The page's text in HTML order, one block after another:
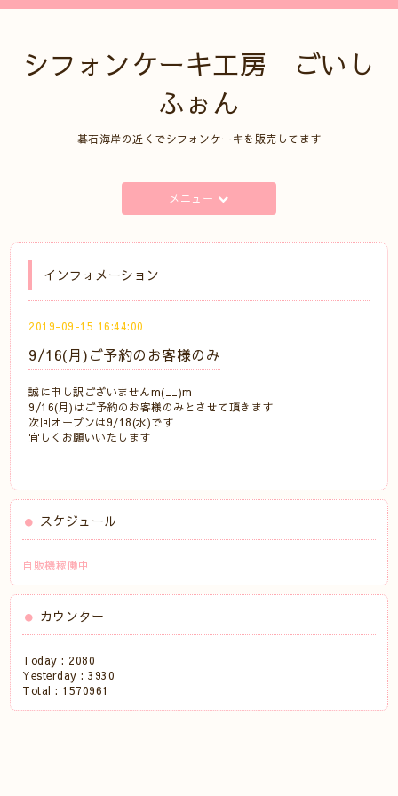
シフォンケーキ工房 ごいし
ふぉん
碁石海岸の近くでシフォンケーキを販売してます
メニュー
インフォメーション
2019-09-15 16:44:00
9/16(月)ご予約のお客様のみ
誠に申し訳ございませんm(__)m
9/16(月)はご予約のお客様のみとさせて頂きます
次回オープンは9/18(水)です
宜しくお願いいたします
スケジュール
自販機稼働中
カウンター
Today : 2080
Yesterday :3930
Total : 1570961